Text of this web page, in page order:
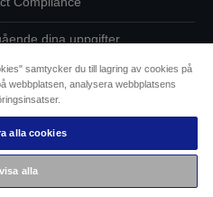
dina uppgifter
om cookies
Seiko Epson
samtycker du till lagring av cookies på
webbplatsen, analysera webbplatsens
alla cookies
alla